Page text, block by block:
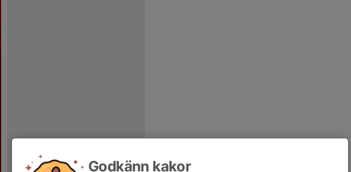
Godkänn kakor